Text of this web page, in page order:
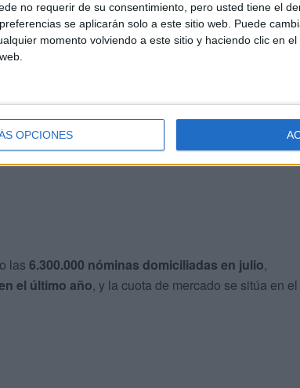
no requerir de su consentimiento, pero usted tiene el
se aplicarán solo a este sitio web. Puede
momento volviendo a este sitio y haciendo clic en
OPCIONES
Samsung, ingresos en efectivo de hasta250
premios de150 eurospor nóminas desde 900
las 6.300.000 nóminas domiciliadas en julio,
el último año, y la cuota de mercado se sitúa en el